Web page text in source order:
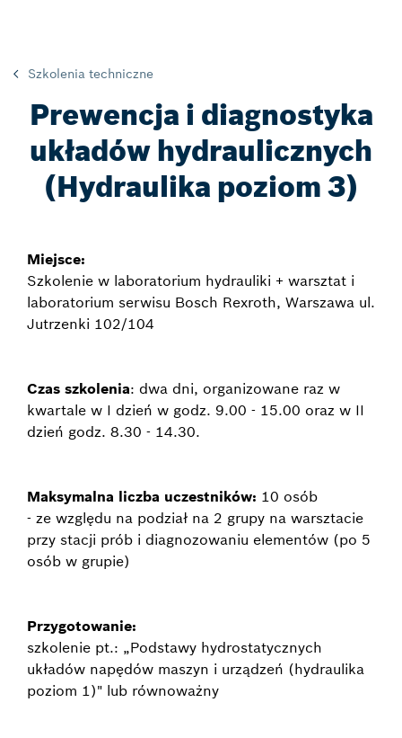
Szkolenia techniczne
Prewencja i diagnostyka
układów hydraulicznych
(Hydraulika poziom 3)
Miejsce:
Szkolenie w laboratorium hydrauliki + warsztat i
laboratorium serwisu Bosch Rexroth, Warszawa ul.
Jutrzenki 102/104
Czas szkolenia: dwa dni, organizowane raz w
kwartale w I dzień w godz. 9.00 - 15.00 oraz w II
dzień godz. 8.30 - 14.30.
Maksymalna liczba uczestników: 10 osób
- ze względu na podział na 2 grupy na warsztacie
przy stacji prób i diagnozowaniu elementów (po 5
osób w grupie)
Przygotowanie:
szkolenie pt.: „Podstawy hydrostatycznych
układów napędów maszyn i urządzeń (hydraulika
poziom 1)" lub równoważny